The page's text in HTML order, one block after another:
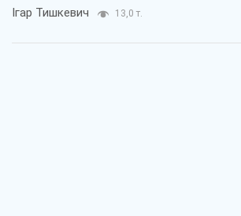
Ігар Тишкевич 13,0 т.